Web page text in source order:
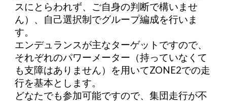
スにとらわれず、ご自身の判断で構いませ
ん）、自己選択制でグループ編成を行いま
す。
エンデュランスが主なターゲットですので、
それぞれのパワーメーター（持っていなくて
も支障はありません）を用いてZONE2での走
行を基本とします。
どなたでも参加可能ですので、集団走行が不